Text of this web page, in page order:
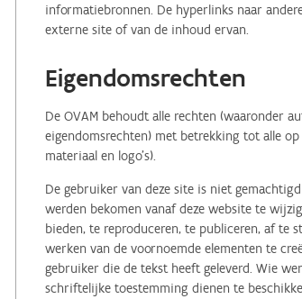
informatiebronnen. De hyperlinks naar
externe site of van de inhoud ervan.
Eigendomsrechten
De OVAM behoudt alle rechten (waaronder
eigendomsrechten) met betrekking tot alle
materiaal en logo's).
De gebruiker van deze site is niet
werden bekomen vanaf deze website te
bieden, te reproduceren, te publiceren, af te
werken van de voornoemde elementen te
gebruiker die de tekst heeft geleverd. Wie
schriftelijke toestemming dienen te